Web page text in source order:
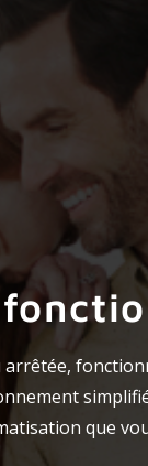
que